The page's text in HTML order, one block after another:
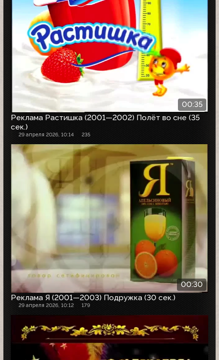
00:35
Реклама Растишка (2001—2002) Полёт во сне (35
сек.)
29 апреля 2026, 10:14 235
00:30
Реклама Я (2001—2003) Подружка (30 сек.)
29 апреля 2026, 10:12 179